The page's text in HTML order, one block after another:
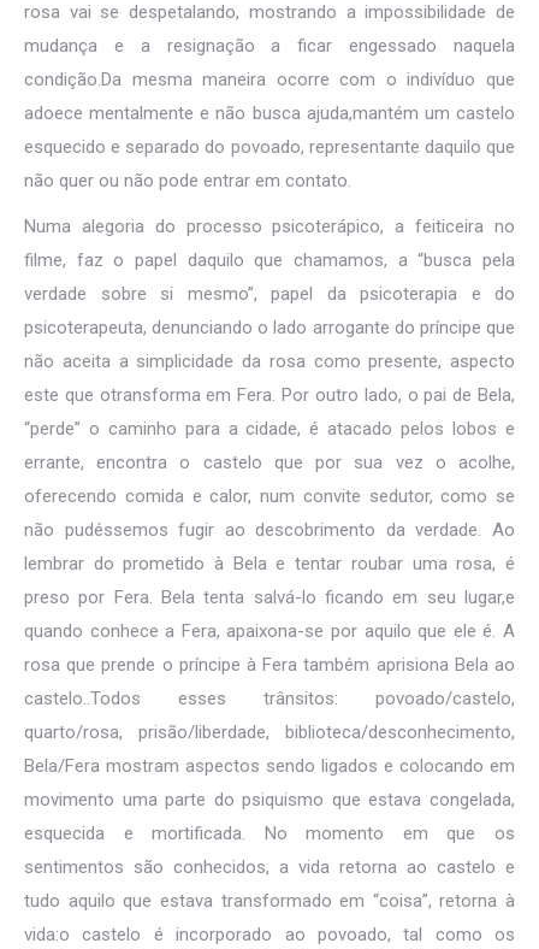
rosa vai se despetalando, mostrando a impossibilidade de
mudança e a resignação a ficar engessado naquela
condição.Da mesma maneira ocorre com o indivíduo que
adoece mentalmente e não busca ajuda,mantém um castelo
esquecido e separado do povoado, representante daquilo que
não quer ou não pode entrar em contato.
Numa alegoria do processo psicoterápico, a feiticeira no
filme, faz o papel daquilo que chamamos, a “busca pela
verdade sobre si mesmo”, papel da psicoterapia e do
psicoterapeuta, denunciando o lado arrogante do príncipe que
não aceita a simplicidade da rosa como presente, aspecto
este que otransforma em Fera. Por outro lado, o pai de Bela,
“perde” o caminho para a cidade, é atacado pelos lobos e
errante, encontra o castelo que por sua vez o acolhe,
oferecendo comida e calor, num convite sedutor, como se
não pudéssemos fugir ao descobrimento da verdade. Ao
lembrar do prometido à Bela e tentar roubar uma rosa, é
preso por Fera. Bela tenta salvá-lo ficando em seu lugar,e
quando conhece a Fera, apaixona-se por aquilo que ele é. A
rosa que prende o príncipe à Fera também aprisiona Bela ao
castelo..Todos esses trânsitos: povoado/castelo,
quarto/rosa, prisão/liberdade, biblioteca/desconhecimento,
Bela/Fera mostram aspectos sendo ligados e colocando em
movimento uma parte do psiquismo que estava congelada,
esquecida e mortificada. No momento em que os
sentimentos são conhecidos, a vida retorna ao castelo e
tudo aquilo que estava transformado em “coisa”, retorna à
vida:o castelo é incorporado ao povoado, tal como os